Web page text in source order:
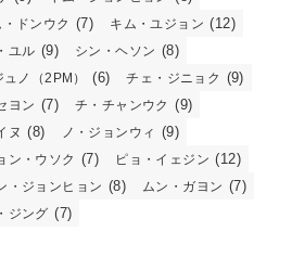
・ドンウク (7) キム・ユジョン (12)
ユル (9) シン・ヘソン (8)
ュノ（2PM） (6) チェ・ジニョク (9)
ヨン (7) チ・チャンウク (9)
ヌ (8) ノ・ジョンウィ (9)
ン・ウソク (7) ピョ・イェジン (12)
・ジョンヒョン (8) ムン・ガヨン (7)
ジング (7)